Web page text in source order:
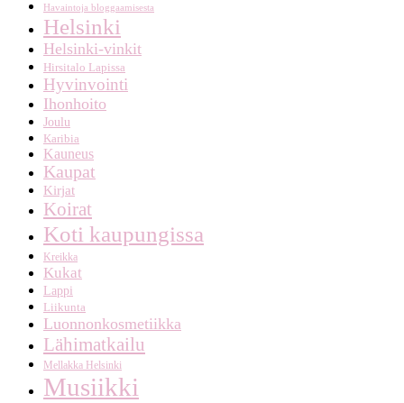
Havaintoja bloggaamisesta
Helsinki
Helsinki-vinkit
Hirsitalo Lapissa
Hyvinvointi
Ihonhoito
Joulu
Karibia
Kauneus
Kaupat
Kirjat
Koirat
Koti kaupungissa
Kreikka
Kukat
Lappi
Liikunta
Luonnonkosmetiikka
Lähimatkailu
Mellakka Helsinki
Musiikki